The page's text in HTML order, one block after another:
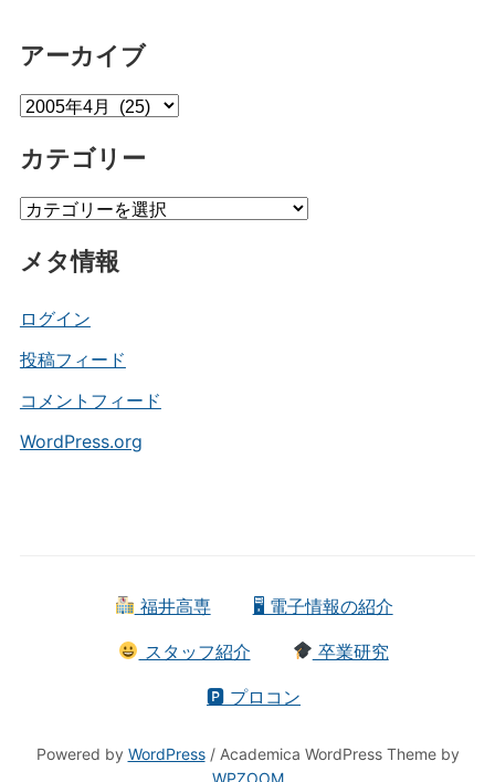
アーカイブ
ア
カ
ブ
カテゴリー
カ
ゴ
ー
メタ情報
ログイン
投稿フィード
コメントフィード
WordPress.org
福井高専 🖥 電子情報の紹介
スタッフ紹介 卒業研究
🅿 プロコン
Powered by WordPress/ Academica WordPress Theme by
WPZOOM